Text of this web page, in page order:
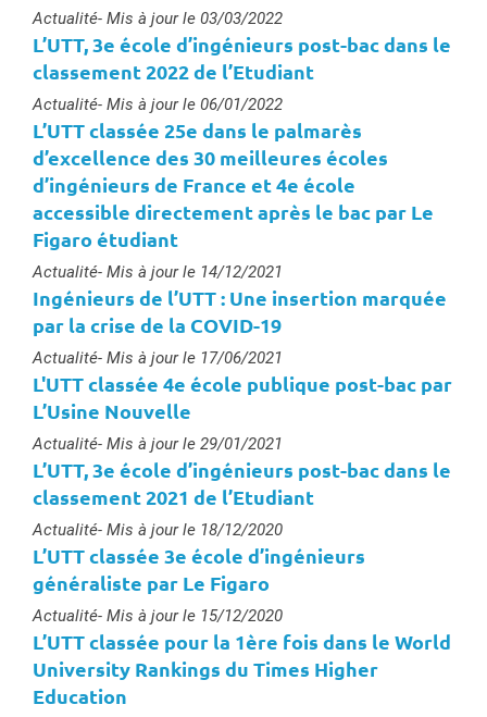
Type :
Actualité- Mis à jour le 03/03/2022
L’UTT, 3e école d’ingénieurs post-bac dans le
classement 2022 de l’Etudiant
Type :
Actualité- Mis à jour le 06/01/2022
L’UTT classée 25e dans le palmarès
d’excellence des 30 meilleures écoles
d’ingénieurs de France et 4e école
accessible directement après le bac par Le
Figaro étudiant
Type :
Actualité- Mis à jour le 14/12/2021
Ingénieurs de l’UTT : Une insertion marquée
par la crise de la COVID-19
Type :
Actualité- Mis à jour le 17/06/2021
L'UTT classée 4e école publique post-bac par
L’Usine Nouvelle
Type :
Actualité- Mis à jour le 29/01/2021
L’UTT, 3e école d’ingénieurs post-bac dans le
classement 2021 de l’Etudiant
Type :
Actualité- Mis à jour le 18/12/2020
L’UTT classée 3e école d’ingénieurs
généraliste par Le Figaro
Type :
Actualité- Mis à jour le 15/12/2020
L’UTT classée pour la 1ère fois dans le World
University Rankings du Times Higher
Education